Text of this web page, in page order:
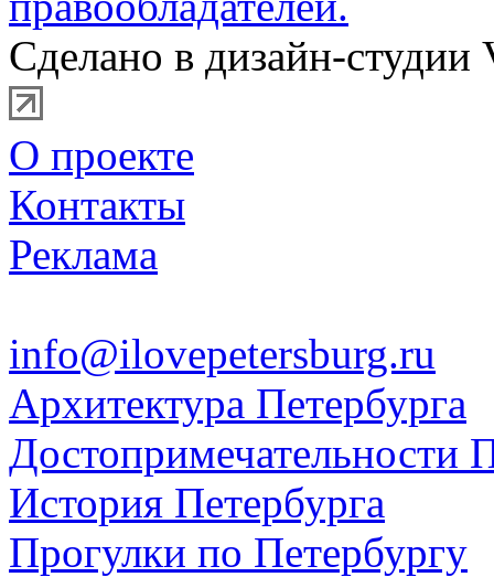
Сделано в дизайн-студии
О проекте
Контакты
Реклама
info@ilovepetersburg.ru
Архитектура Петербурга
Достопримечательности
История Петербурга
Прогулки по Петербургу